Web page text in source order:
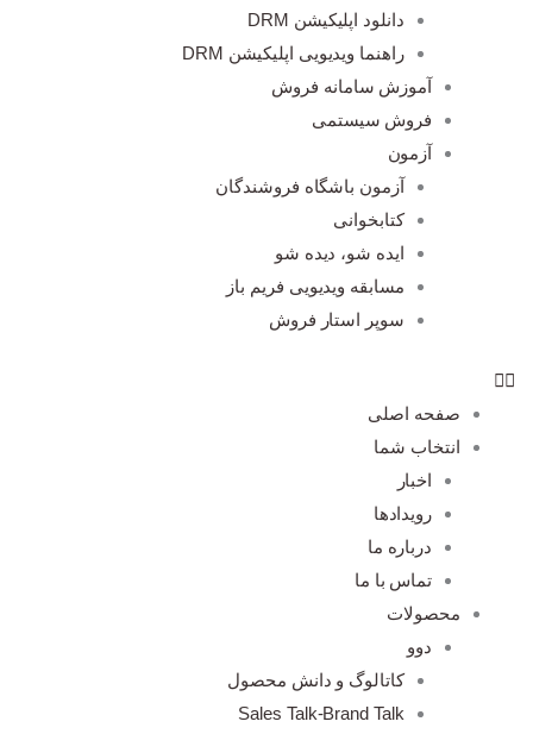
دانلود اپلیکیشن DRM
راهنما ویدیویی اپلیکیشن DRM
آموزش سامانه فروش
فروش سیستمی
آزمون
آزمون باشگاه فروشندگان
کتابخوانی
ایده شو، دیده شو
مسابقه ویدیویی فریم باز
سوپر استار فروش
صفحه اصلی
انتخاب شما
اخبار
رویدادها
درباره ما
تماس با ما
محصولات
دوو
کاتالوگ و دانش محصول
Sales Talk-Brand Talk